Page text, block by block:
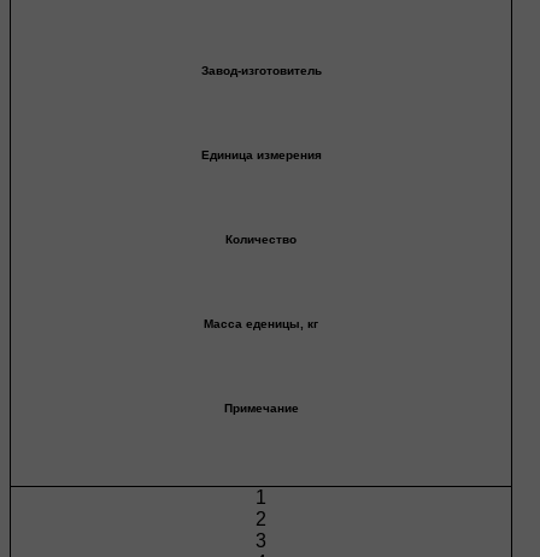
Завод-изготовитель
Единица измерения
Количество
Масса еденицы, кг
Примечание
1
2
3